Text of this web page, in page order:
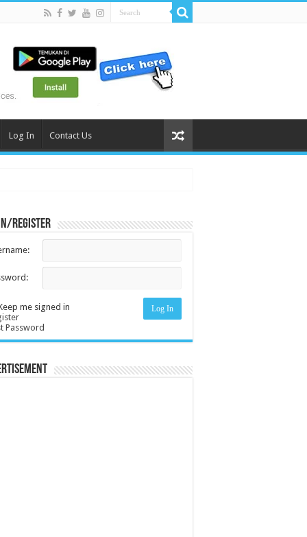
Log In Contact Us
register
me signed in Log In
Password